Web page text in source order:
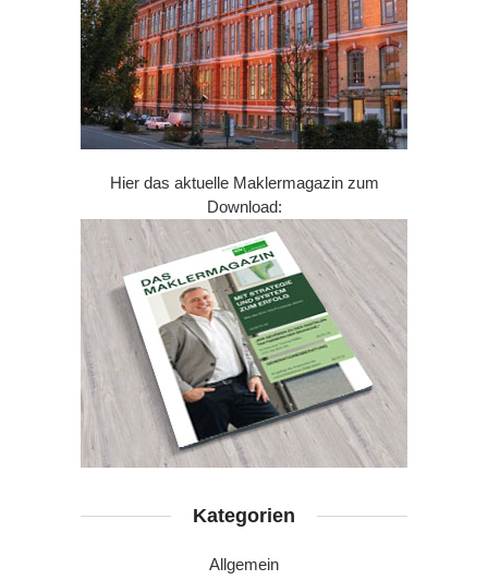
Hier das aktuelle Maklermagazin zum
Download:
Kategorien
Allgemein